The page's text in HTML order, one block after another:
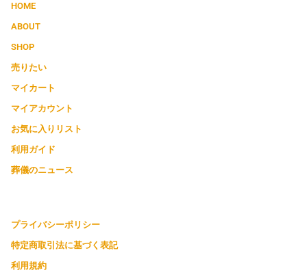
HOME
ABOUT
SHOP
売りたい
マイカート
マイアカウント
お気に入りリスト
利用ガイド
葬儀のニュース
プライバシーポリシー
特定商取引法に基づく表記
利用規約